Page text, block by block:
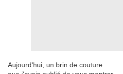
Aujourd'hui, un brin de couture